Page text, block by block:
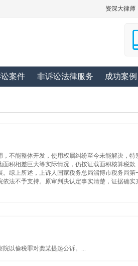
资深大律师
案件 非诉讼法律服务 成功案例
不能整体开发，使用权属纠纷至今未能解决，特
积相差巨大等实际情况，仍按证载面积核算税款
综上所述，上诉人国家税务总局淄博市税务局第
法不予支持。原审判决认定事实清楚，证据确实
院以偷税罪对龚某提起公诉。...